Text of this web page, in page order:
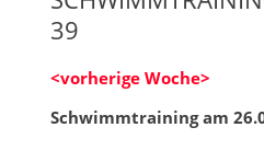
39
<vorherige Woche>
Schwimmtraining am